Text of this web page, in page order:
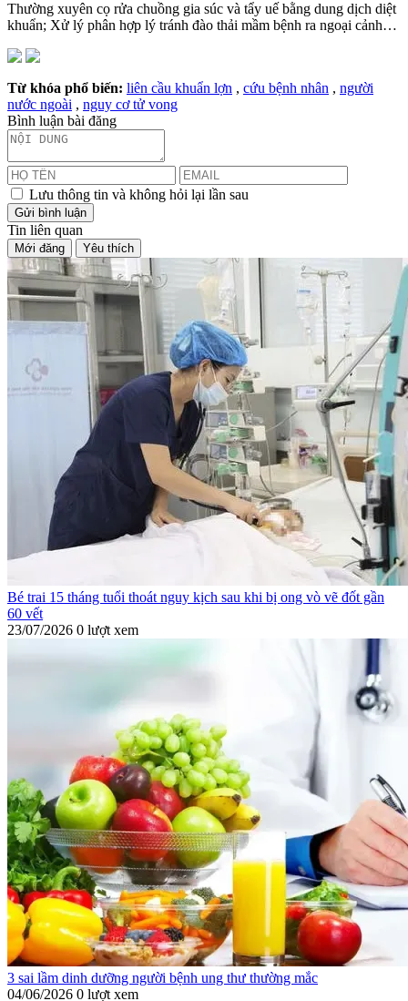
Thường xuyên cọ rửa chuồng gia súc và tẩy uế bằng dung dịch diệt
khuẩn; Xử lý phân hợp lý tránh đào thải mầm bệnh ra ngoại cảnh…
Từ khóa phổ biến: liên cầu khuẩn lợn , cứu bệnh nhân , người
nước ngoài , nguy cơ tử vong
Bình luận bài đăng
Lưu thông tin và không hỏi lại lần sau
Gửi bình luận
Tin liên quan
Mới đăng Yêu thích
Bé trai 15 tháng tuổi thoát nguy kịch sau khi bị ong vò vẽ đốt gần
60 vết
23/07/2026 0 lượt xem
3 sai lầm dinh dưỡng người bệnh ung thư thường mắc
04/06/2026 0 lượt xem